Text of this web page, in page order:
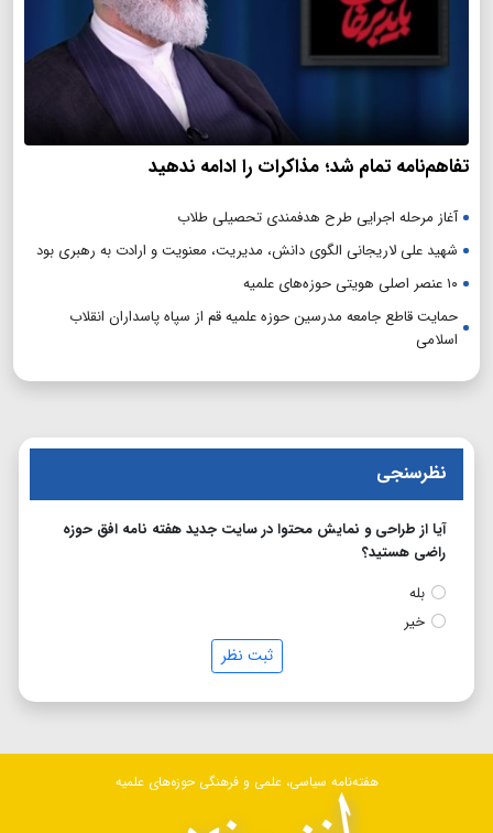
تفاهم‌نامه تمام شد؛ مذاکرات را ادامه ندهید
آغاز مرحله اجرایی طرح هدفمندی تحصیلی طلاب
شهید علی لاریجانی الگوی دانش، مدیریت، معنویت و ارادت به رهبری بود
۱۰ عنصر اصلی هویتی حوزه‌های علمیه
حمایت قاطع جامعه مدرسین حوزه علمیه قم از سپاه پاسداران انقلاب
اسلامی
نظرسنجی
آیا از طراحی و نمایش محتوا در سایت جدید هفته نامه افق حوزه
راضی هستید؟
بله
خیر
ثبت نظر
هفته‌نامه سیاسی، علمی و فرهنگی حوزه‌های علمیه